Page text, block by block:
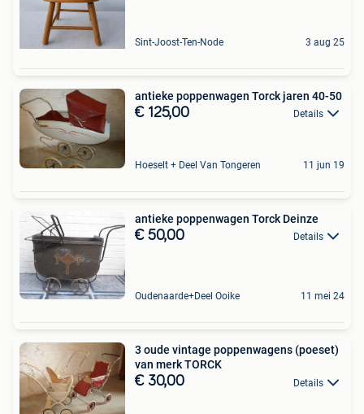
Sint-Joost-Ten-Node 3 aug 25
antieke poppenwagen Torck jaren 40-50
€ 125,00 Details
Hoeselt + Deel Van Tongeren 11 jun 19
antieke poppenwagen Torck Deinze
€ 50,00 Details
Oudenaarde+Deel Ooike 11 mei 24
3 oude vintage poppenwagens (poeset)
van merk TORCK
€ 30,00 Details